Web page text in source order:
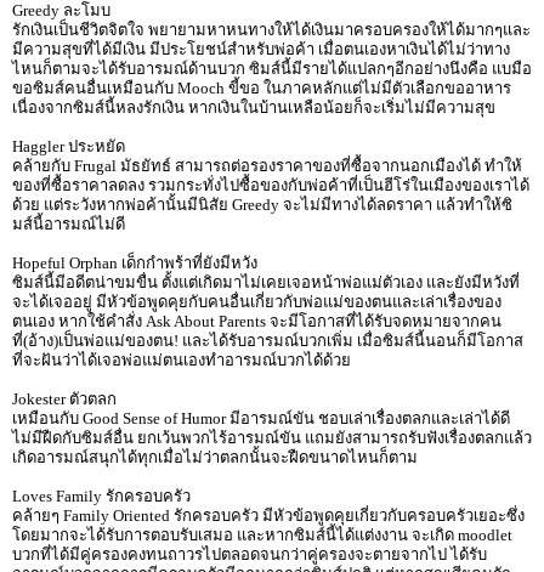
Greedy ละโมบ
รักเงินเป็นชีวิตจิตใจ พยายามหาหนทางให้ได้เงินมาครอบครองให้ได้มากๆและ
มีความสุขที่ได้มีเงิน มีประโยชน์สำหรับพ่อค้า เมื่อตนเองหาเงินได้ไม่ว่าทาง
ไหนก็ตามจะได้รับอารมณ์ด้านบวก ซิมส์นี้มีรายได้แปลกๆอีกอย่างนึงคือ แบมือ
ขอซิมส์คนอื่นเหมือนกับ Mooch ขี้ขอ ในภาคหลักแต่ไม่มีตัวเลือกขออาหาร
เนื่องจากซิมส์นี้หลงรักเงิน หากเงินในบ้านเหลือน้อยก็จะเริ่มไม่มีความสุข
Haggler ประหยัด
คล้ายกับ Frugal มัธยัทธ์ สามารถต่อรองราคาของที่ซื้อจากนอกเมืองได้ ทำให้
ของที่ซื้อราคาลดลง รวมกระทั่งไปซื้อของกับพ่อค้าที่เป็นฮีโร่ในเมืองของเราได้
ด้วย แต่ระวังหากพ่อค้านั้นมีนิสัย Greedy จะไม่มีทางได้ลดราคา แล้วทำให้ซิ
มส์นี้อารมณ์ไม่ดี
Hopeful Orphan เด็กกำพร้าที่ยังมีหวัง
ซิมส์นี้มีอดีตน่าขมขื่น ตั้งแต่เกิดมาไม่เคยเจอหน้าพ่อแม่ตัวเอง และยังมีหวังที่
จะได้เจออยู่ มีหัวข้อพูดคุยกับคนอื่นเกี่ยวกับพ่อแม่ของตนและเล่าเรื่องของ
ตนเอง หากใช้คำสั่ง Ask About Parents จะมีโอกาสที่ได้รับจดหมายจากคน
ที่(อ้าง)เป็นพ่อแม่ของตน! และได้รับอารมณ์บวกเพิ่ม เมื่อซิมส์นี้นอนก็มีโอกาส
ที่จะฝันว่าได้เจอพ่อแม่ตนเองทำอารมณ์บวกได้ด้วย
Jokester ตัวตลก
เหมือนกับ Good Sense of Humor มีอารมณ์ขัน ชอบเล่าเรื่องตลกและเล่าได้ดี
ไม่มีฝืดกับซิมส์อื่น ยกเว้นพวกไร้อารมณ์ขัน แถมยังสามารถรับฟังเรื่องตลกแล้ว
เกิดอารมณ์สนุกได้ทุกเมื่อไม่ว่าตลกนั้นจะฝืดขนาดไหนก็ตาม
Loves Family รักครอบครัว
คล้ายๆ Family Oriented รักครอบครัว มีหัวข้อพูดคุยเกี่ยวกับครอบครัวเยอะซึ่ง
โดยมากจะได้รับการตอบรับเสมอ และหากซิมส์นี้ได้แต่งงาน จะเกิด moodlet
บวกที่ได้มีคู่ครองคงทนถาวรไปตลอดจนกว่าคู่ครองจะตายจากไป ได้รับ